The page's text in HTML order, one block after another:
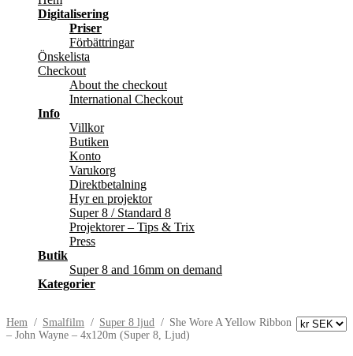
Digitalisering
Priser
Förbättringar
Önskelista
Checkout
About the checkout
International Checkout
Info
Villkor
Butiken
Konto
Varukorg
Direktbetalning
Hyr en projektor
Super 8 / Standard 8
Projektorer – Tips & Trix
Press
Butik
Super 8 and 16mm on demand
Kategorier
Hem / Smalfilm / Super 8 ljud / She Wore A Yellow Ribbon
– John Wayne – 4x120m (Super 8, Ljud)